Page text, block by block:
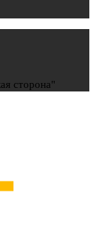
сторона"